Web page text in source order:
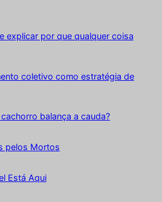
explicar por que qualquer coisa
coletivo como estratégia de
balança a cauda?
pelos Mortos
Está Aqui